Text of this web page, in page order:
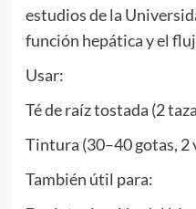
estudios de la
función hepática y el
Usar:
Té de raíz tostada (2
Tintura (30–40 gotas, 2
También útil para: